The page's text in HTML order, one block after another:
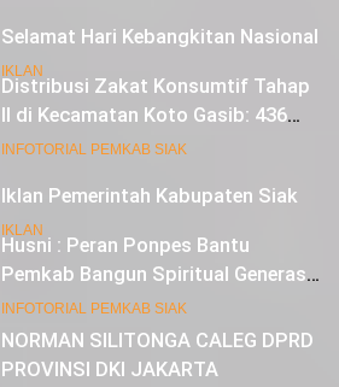
Selamat Hari Kebangkitan Nasional
IKLAN
Iklan Pemerintah Kabupaten Siak
IKLAN
NORMAN SILITONGA CALEG DPRD
PROVINSI DKI JAKARTA
Distribusi Zakat Konsumtif Tahap
II di Kecamatan Koto Gasib: 436
Mustahik Terima Bantuan
INFOTORIAL PEMKAB SIAK
Husni : Peran Ponpes Bantu
Pemkab Bangun Spiritual Generasi
Muda
INFOTORIAL PEMKAB SIAK